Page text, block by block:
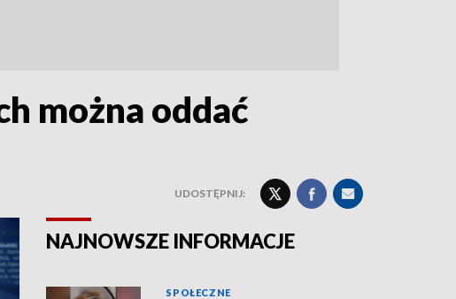
można oddać
UDOSTĘPNIJ:
NAJNOWSZE INFORMACJE
SPOŁECZNE